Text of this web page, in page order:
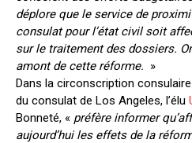
déplore que le service de
consulat pour l’état civil soit
sur le traitement des dossiers.
amont de cette réforme. »
Dans la circonscription
du consulat de Los Angeles, l’élu
Bonneté, « préfère informer
aujourd’hui les effets de la